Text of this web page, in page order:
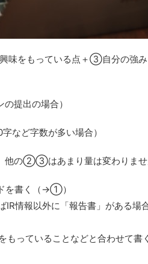
味をもっている点＋③自分の強
提出の場合）
など字数が多い場合）
他の②③はあまり量は変わりませ
を書く（→①）
情報以外に「報告書」がある場
っていることなどと合わせて書く